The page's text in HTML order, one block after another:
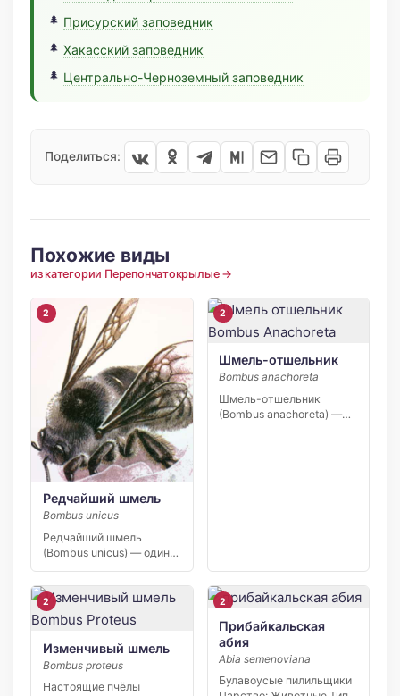
Присурский заповедник
Хакасский заповедник
Центрально-Черноземный заповедник
Поделиться:
Похожие виды
из категории Перепончатокрылые →
2
Редчайший шмель
Bombus unicus
Редчайший шмель
(Bombus unicus) — один
и […]
2
Шмель-отшельник
Bombus anachoreta
Шмель-отшельник
(Bombus anachoreta) —
2
Изменчивый шмель
Bombus proteus
Настоящие пчёлы
2
Прибайкальская
абия
Abia semenoviana
Булавоусые пилильщики